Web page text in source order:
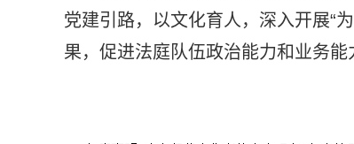
党建引路，以文化育人，深入开展“
果，促进法庭队伍政治能力和业务能